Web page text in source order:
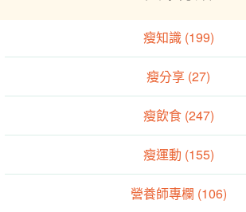
瘦分享 (27)
瘦飲食 (247)
瘦運動 (155)
營養師專欄 (106)
漢方養生專欄 (25)